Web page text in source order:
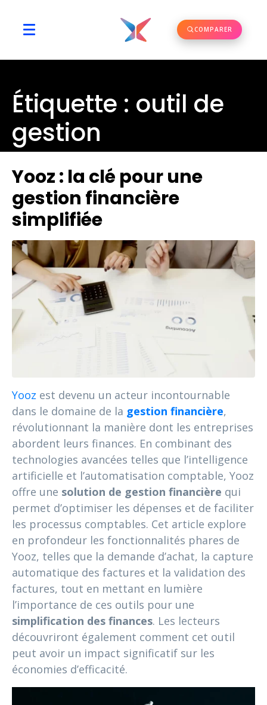
COMPARER
Étiquette : outil de
gestion
Yooz : la clé pour une
gestion financière
simplifiée
Yooz est devenu un acteur incontournable
dans le domaine de la gestion financière,
révolutionnant la manière dont les entreprises
abordent leurs finances. En combinant des
technologies avancées telles que l’intelligence
artificielle et l’automatisation comptable, Yooz
offre une solution de gestion financière qui
permet d’optimiser les dépenses et de faciliter
les processus comptables. Cet article explore
en profondeur les fonctionnalités phares de
Yooz, telles que la demande d’achat, la capture
automatique des factures et la validation des
factures, tout en mettant en lumière
l’importance de ces outils pour une
simplification des finances. Les lecteurs
découvriront également comment cet outil
peut avoir un impact significatif sur les
économies d’efficacité.